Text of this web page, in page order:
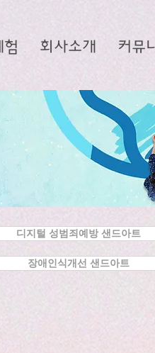
험 회사소개 커뮤
장애인식개선 샌드아트
디지털 성범죄예방 샌드아트